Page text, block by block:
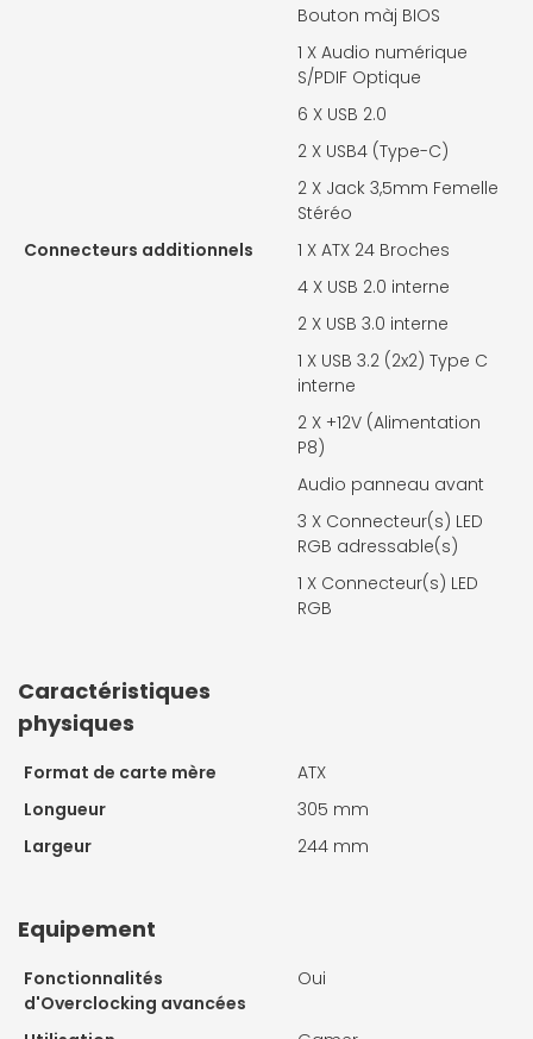
Bouton màj BIOS
1 X Audio numérique
S/PDIF Optique
6 X USB 2.0
2 X USB4 (Type-C)
2 X Jack 3,5mm Femelle
Stéréo
Connecteurs additionnels
1 X ATX 24 Broches
4 X USB 2.0 interne
2 X USB 3.0 interne
1 X USB 3.2 (2x2) Type C
interne
2 X +12V (Alimentation
P8)
Audio panneau avant
3 X Connecteur(s) LED
RGB adressable(s)
1 X Connecteur(s) LED
RGB
Caractéristiques
physiques
Format de carte mère
ATX
Longueur
305 mm
Largeur
244 mm
Equipement
Fonctionnalités
d'Overclocking avancées
Oui